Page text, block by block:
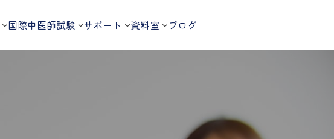
国際中医師試験 サポート 資料室 ブログ